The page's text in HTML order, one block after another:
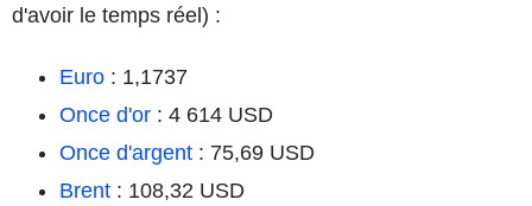
d'avoir le temps réel) :
Euro : 1,1737
Once d'or : 4 614 USD
Once d'argent : 75,69 USD
Brent : 108,32 USD